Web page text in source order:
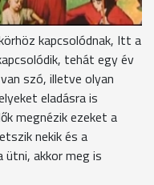
kapcsolódnak, Itt a
tehát egy év
szó, illetve olyan
eladásra is
megnézik ezeket a
nekik és a
akkor meg is